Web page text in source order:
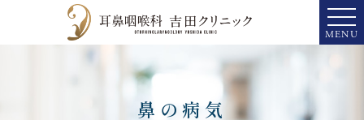
MENU
鼻の病気